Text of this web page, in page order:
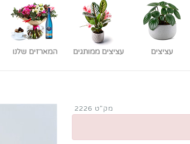
עציצים עציצים ממותגים המארזים שלנו
מק"ט 2226